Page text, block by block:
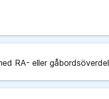
RA- eller gåbordsöverdel